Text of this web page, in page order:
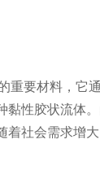
重要材料，它
黏性胶状流体
社会需求增